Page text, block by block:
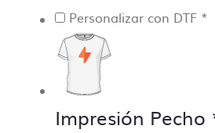
Personalizar con DTF *
Impresión Pecho